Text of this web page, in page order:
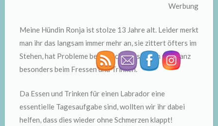
Werbung
Meine Hündin Ronja ist stolze 13 Jahre alt. Leider merkt
man ihr das langsam immer mehr an, sie zittert öfters im
Stehen, hat Probleme beim Rückwärtslaufen und ganz
besonders beim Fressen und Trinken.
Da Essen und Trinken für einen Labrador eine
essentielle Tagesaufgabe sind, wollten wir ihr dabei
helfen, dass dies wieder ohne Schmerzen klappt!